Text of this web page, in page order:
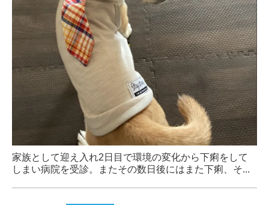
家族として迎え入れ2日目で環境の変化から下痢をして
しまい病院を受診。またその数日後にはまた下痢、そ...